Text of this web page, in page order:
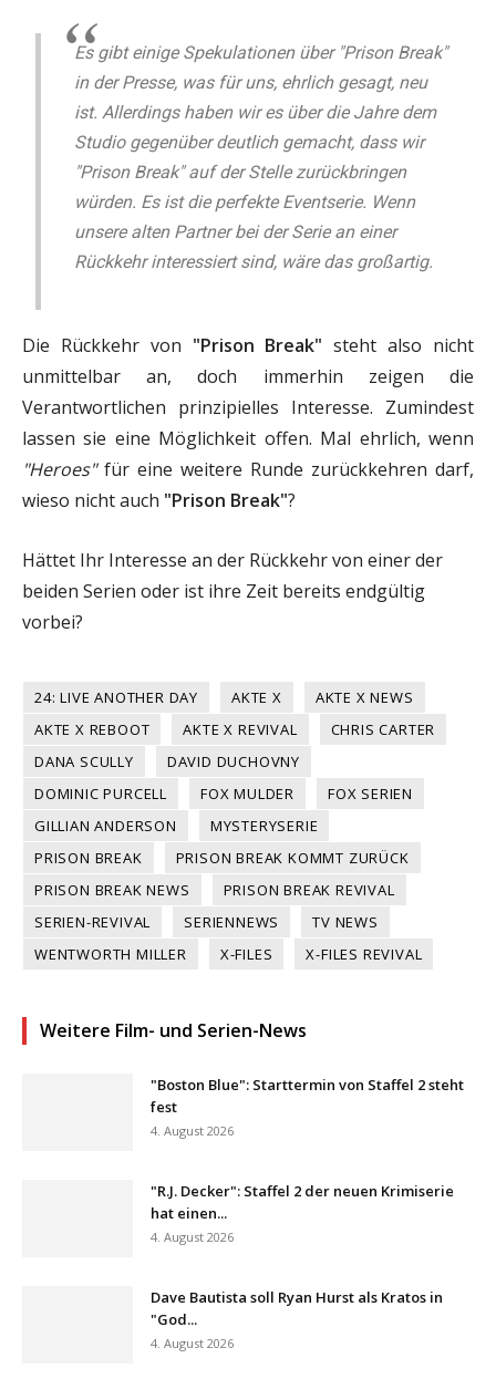
Es gibt einige Spekulationen über "Prison Break"
in der Presse, was für uns, ehrlich gesagt, neu
ist. Allerdings haben wir es über die Jahre dem
Studio gegenüber deutlich gemacht, dass wir
"Prison Break" auf der Stelle zurückbringen
würden. Es ist die perfekte Eventserie. Wenn
unsere alten Partner bei der Serie an einer
Rückkehr interessiert sind, wäre das großartig.
Die Rückkehr von "Prison Break" steht also nicht
unmittelbar an, doch immerhin zeigen die
Verantwortlichen prinzipielles Interesse. Zumindest
lassen sie eine Möglichkeit offen. Mal ehrlich, wenn
"Heroes"für eine weitere Runde zurückkehren darf,
wieso nicht auch "Prison Break"?
Hättet Ihr Interesse an der Rückkehr von einer der
beiden Serien oder ist ihre Zeit bereits endgültig
vorbei?
24: LIVE ANOTHER DAY AKTE X
AKTE X NEWS
AKTE X REBOOT
AKTE X REVIVAL
CHRIS CARTER
DANA SCULLY
DAVID DUCHOVNY
DOMINIC PURCELL
FOX MULDER
FOX SERIEN
GILLIAN ANDERSON
MYSTERYSERIE
PRISON BREAK
PRISON BREAK KOMMT ZURÜCK
PRISON BREAK NEWS
PRISON BREAK REVIVAL
SERIEN-REVIVAL
SERIENNEWS
TV NEWS
WENTWORTH MILLER
X-FILES X-FILES REVIVAL
Weitere Film- und Serien-News
"Boston Blue": Starttermin von Staffel 2 steht
fest
4. August 2026
"R.J. Decker": Staffel 2 der neuen Krimiserie
hat einen...
4. August 2026
Dave Bautista soll Ryan Hurst als Kratos in
"God...
4. August 2026